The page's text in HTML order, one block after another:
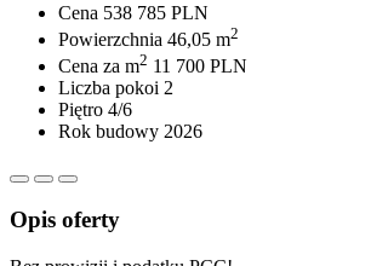
Cena 538 785 PLN
Powierzchnia 46,05 m2
Cena za m2 11 700 PLN
Liczba pokoi 2
Piętro 4/6
Rok budowy 2026
Opis oferty